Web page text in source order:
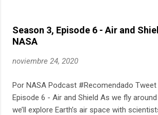
Dignité animale, le sociologue de la santé
porte-parole de la Fédération française de
Philippe Frieh. Chaque mercredi, Dépêche
Apple Podcasts, SoundCloud ou Deezer.
29 juin, 12, 22,23,24 novembre 20 - Texte,
Olivier Minot - Mi...
Season 3, Episode 6 - Air and
NASA
noviembre 24, 2020
Por NASA Podcast #Recomendado Tweet
Episode 6 - Air and Shield As we fly
we’ll explore Earth’s air space with